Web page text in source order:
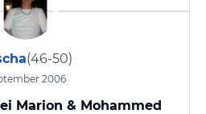
(46-50)
2006
Marion & Mohammed